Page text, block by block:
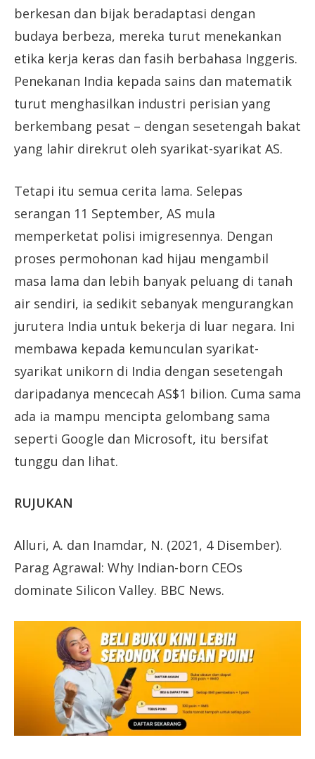
berkesan dan bijak beradaptasi dengan
budaya berbeza, mereka turut menekankan
etika kerja keras dan fasih berbahasa Inggeris.
Penekanan India kepada sains dan matematik
turut menghasilkan industri perisian yang
berkembang pesat – dengan sesetengah bakat
yang lahir direkrut oleh syarikat-syarikat AS.
Tetapi itu semua cerita lama. Selepas
serangan 11 September, AS mula
memperketat polisi imigresennya. Dengan
proses permohonan kad hijau mengambil
masa lama dan lebih banyak peluang di tanah
air sendiri, ia sedikit sebanyak mengurangkan
jurutera India untuk bekerja di luar negara. Ini
membawa kepada kemunculan syarikat-
syarikat unikorn di India dengan sesetengah
daripadanya mencecah AS$1 bilion. Cuma sama
ada ia mampu mencipta gelombang sama
seperti Google dan Microsoft, itu bersifat
tunggu dan lihat.
RUJUKAN
Alluri, A. dan Inamdar, N. (2021, 4 Disember).
Parag Agrawal: Why Indian-born CEOs
dominate Silicon Valley. BBC News.